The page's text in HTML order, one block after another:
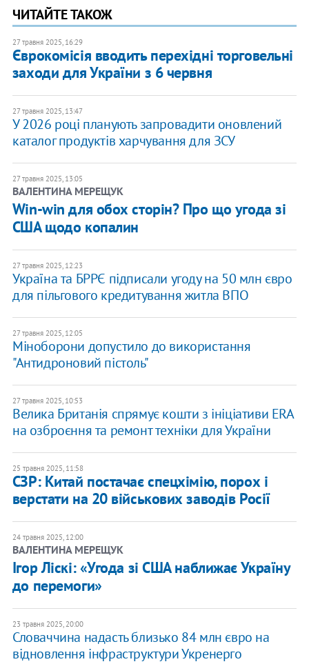
ЧИТАЙТЕ ТАКОЖ
27 травня 2025, 16:29
​Єврокомісія вводить перехідні торговельні
заходи для України з 6 червня
27 травня 2025, 13:47
У 2026 році планують запровадити оновлений
каталог продуктів харчування для ЗСУ
27 травня 2025, 13:05
ВАЛЕНТИНА МЕРЕЩУК
Win-win для обох сторін? Про що угода зі
США щодо копалин
27 травня 2025, 12:23
Україна та БРРЄ підписали угоду на 50 млн євро
для пільгового кредитування житла ВПО
27 травня 2025, 12:05
Міноборони допустило до використання
"Антидроновий пістоль"
27 травня 2025, 10:53
Велика Британія спрямує кошти з ініціативи ERA
на озброєння та ремонт техніки для України
25 травня 2025, 11:58
СЗР: Китай постачає спецхімію, порох і
верстати на 20 військових заводів Росії
24 травня 2025, 12:00
ВАЛЕНТИНА МЕРЕЩУК
Ігор Ліскі: «Угода зі США наближає Україну
до перемоги»
23 травня 2025, 20:00
Словаччина надасть близько 84 млн євро на
відновлення інфраструктури Укренерго